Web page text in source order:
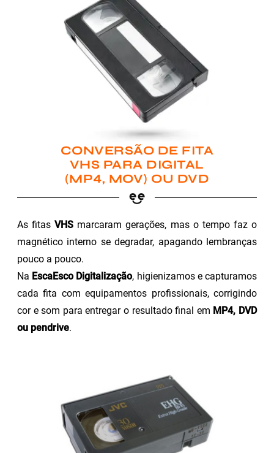
CONVERSÃO DE FITA
VHS PARA DIGITAL
(MP4, MOV) OU DVD
As fitasVHS marcaram gerações, mas o tempo faz o
magnético interno se degradar, apagando lembranças
pouco a pouco.
Na EscaEsco Digitalização, higienizamos e capturamos
cada fita com equipamentos profissionais, corrigindo
cor e som para entregar o resultado final em MP4, DVD
ou pendrive.